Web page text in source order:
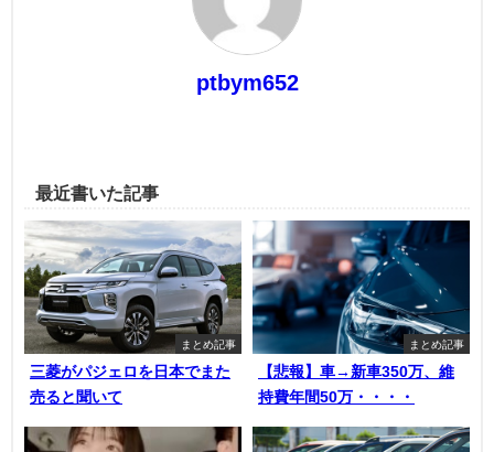
ptbym652
最近書いた記事
まとめ記事
三菱がパジェロを日本でまた
売ると聞いて
まとめ記事
【悲報】車→新車350万、維
持費年間50万・・・・